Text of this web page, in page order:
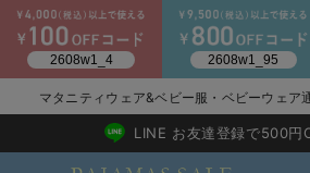
マタニティウェア&ベビー服・ベビーウェア
2026/NewArrival
送料495円(一部地域を除く) 7,700
LINE お友達登録で500円